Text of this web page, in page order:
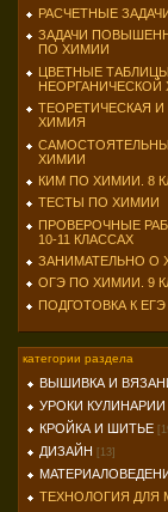
РАСЧЕТНЫЕ
ЗАДАЧИ
ПО ХИМИИ
ЦВЕТНЫЕ
НЕОРГАНИЧЕСКОЙ
ТЕОРЕТИЧЕСКАЯ
ХИМИЯ
ХИМИИ
КИМ ПО ХИМИИ. 8
ТЕСТЫ ПО ХИМИИ
ПРОВЕРОЧНЫЕ
10-11 КЛАССАХ
ЗАНИМАТЕЛЬНО О
ОГЭ ПО ХИМИИ. 9
ПОДГОТОВКА К ЕГЭ
категории раздела
ВЫШИВКА И
УРОКИ КУЛИНАРИИ
КРОЙКА И ШИТЬЕ
ДИЗАЙН [13]
ТЕХНОЛОГИЯ ДЛЯ